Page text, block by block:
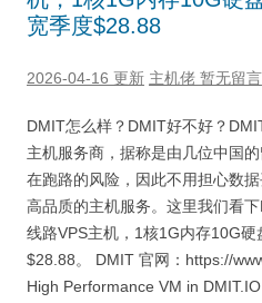
宽季度$28.88
2026-04-16 更新 主机佬 暂无留言
DMIT怎么样？DMIT好不好？
主机服务商，据称是由几位中国
在跑路的风险，因此不用担心数
高品质的主机服务。这里我们看
线路VPS主机，1核1G内存10G
$28.88。 DMIT 官网：https://
High Performance VM in